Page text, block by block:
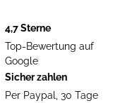
4,7 Sterne
Top-Bewertung auf
Google
Sicher zahlen
Per Paypal, 30 Tage